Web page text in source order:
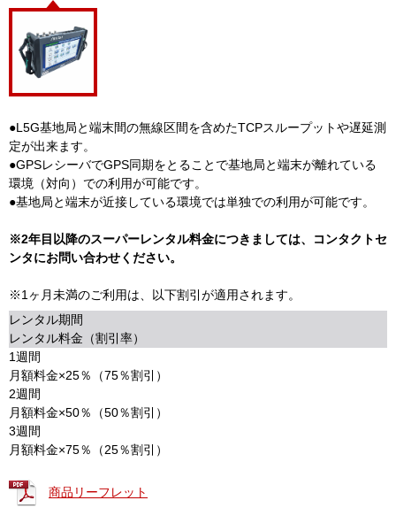
●L5G基地局と端末間の無線区間を含めたTCPスループットや遅延測
定が出来ます。
●GPSレシーバでGPS同期をとることで基地局と端末が離れている
環境（対向）での利用が可能です。
●基地局と端末が近接している環境では単独での利用が可能です。
※2年目以降のスーパーレンタル料金につきましては、コンタクトセ
ンタにお問い合わせください。
※1ヶ月未満のご利用は、以下割引が適用されます。
レンタル期間
レンタル料金（割引率）
1週間
月額料金×25％（75％割引）
2週間
月額料金×50％（50％割引）
3週間
月額料金×75％（25％割引）
商品リーフレット